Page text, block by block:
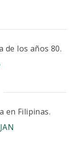
de los años 80.
en Filipinas.